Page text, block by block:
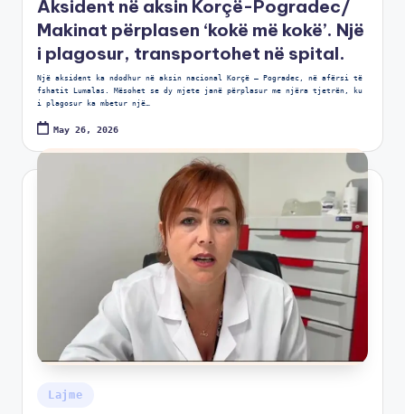
Aksident në aksin Korçë-Pogradec/
Makinat përplasen ‘kokë më kokë’. Një
i plagosur, transportohet në spital.
Një aksident ka ndodhur në aksin nacional Korçë – Pogradec, në afërsi të
fshatit Lumalas. Mësohet se dy mjete janë përplasur me njëra tjetrën, ku
i plagosur ka mbetur një…
May 26, 2026
Lajme